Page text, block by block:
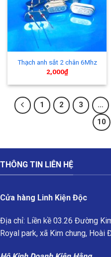
Thạch anh sắt 2 chân 6Mhz
2,000₫
1 2 3 …
10
THÔNG TIN LIÊN HỆ
Cửa hàng Linh Kiện Độc
Địa chỉ: Liền kề 03.26 Đường
Royal park, xã Kim chung, Hoài